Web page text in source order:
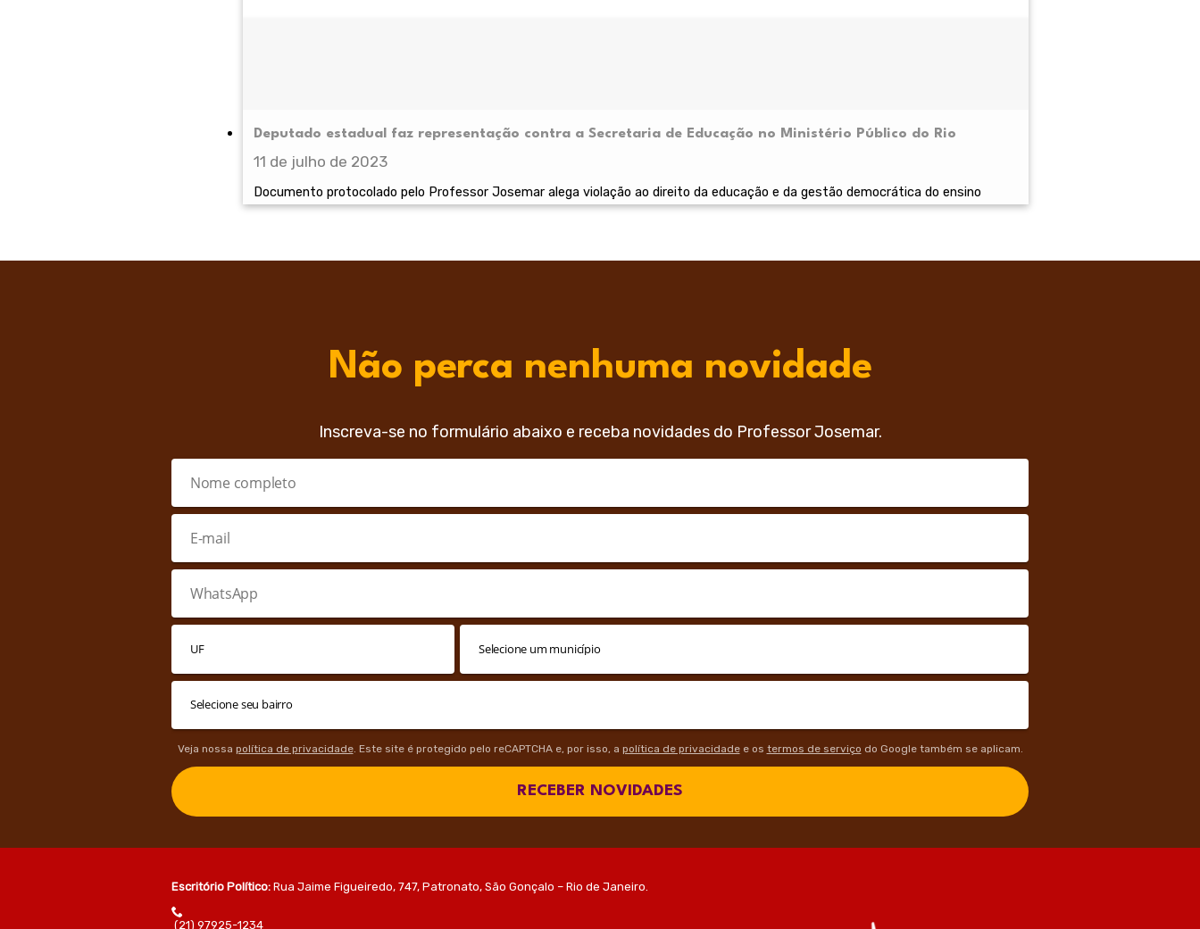
Deputado estadual faz representação contra a Secretaria de Educação no Ministério Público do Rio
11 de julho de 2023
Documento protocolado pelo Professor Josemar alega violação ao direito da educação e da gestão democrática do ensino
Não perca nenhuma novidade
Inscreva-se no formulário abaixo e receba novidades do Professor Josemar.
Veja nossa política de privacidade. Este site é protegido pelo reCAPTCHA e, por isso, a política de privacidadee os termos de serviço do Google também se aplicam.
RECEBER NOVIDADES
Escritório Político: Rua Jaime Figueiredo, 747, Patronato, São Gonçalo – Rio de Janeiro.
(21) 97925-1234